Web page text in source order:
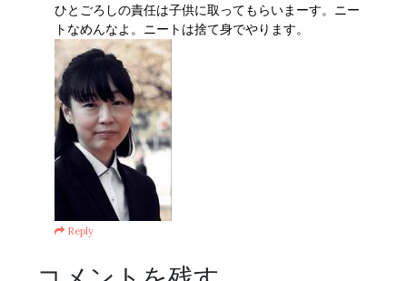
ひとごろしの責任は子供に取ってもらいまーす。ニー
トなめんなよ。ニートは捨て身でやります。
Reply